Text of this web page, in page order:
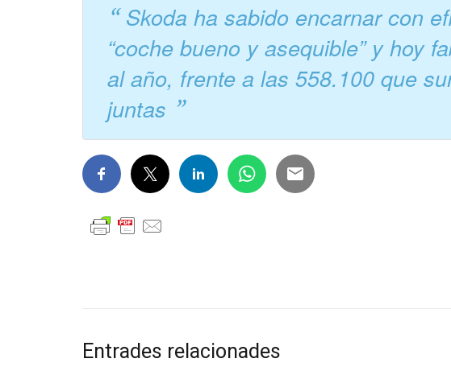
Skoda ha sabido encarnar con
“coche bueno y asequible” y hoy
al año, frente a las 558.100 que
juntas
Entrades relacionades